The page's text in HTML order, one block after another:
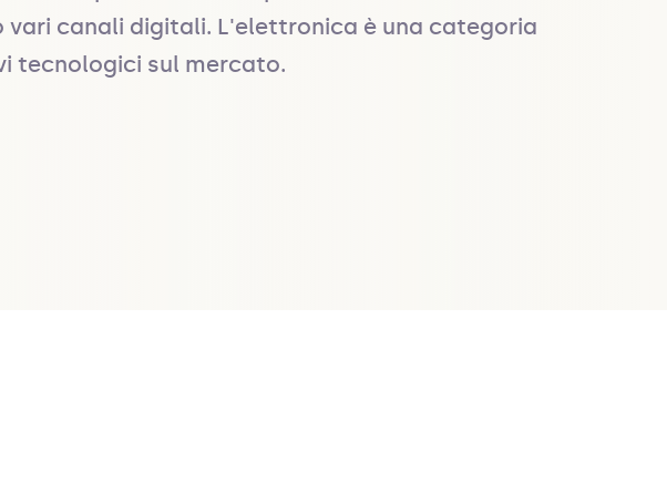
canali digitali. L'elettronica è una categoria
tecnologici sul mercato.